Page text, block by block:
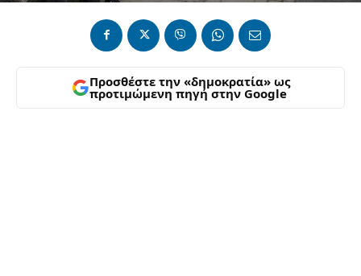
Προσθέστε την «δημοκρατία» ως
προτιμώμενη πηγή στην Google